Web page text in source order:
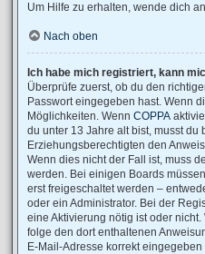
Um Hilfe zu erhalten, wende dich
Nach oben
Ich habe mich registriert, kann
Überprüfe zuerst, ob du den
Passwort eingegeben hast. Wenn
Möglichkeiten. Wenn COPPA
du unter 13 Jahre alt bist, musst
Erziehungsberechtigten den
Wenn dies nicht der Fall ist, muss
werden. Bei einigen Boards
erst freigeschaltet werden –
oder ein Administrator. Bei der
eine Aktivierung nötig ist oder
folge den dort enthaltenen
E-Mail-Adresse korrekt